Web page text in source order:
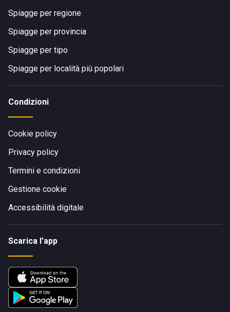
Spiagge per regione
Spiagge per provincia
Spiagge per tipo
Spiagge per località più popolari
Condizioni
Cookie policy
Privacy policy
Termini e condizioni
Gestione cookie
Accessibilità digitale
Scarica l'app